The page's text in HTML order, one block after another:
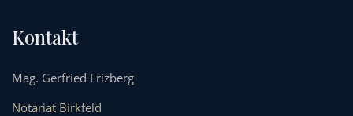
Kontakt
Mag. Gerfried Frizberg
Notariat Birkfeld